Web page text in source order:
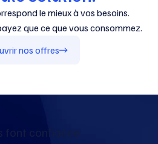
le mieux à vos besoins.
que ce que vous consommez.
nos offres
font confiance